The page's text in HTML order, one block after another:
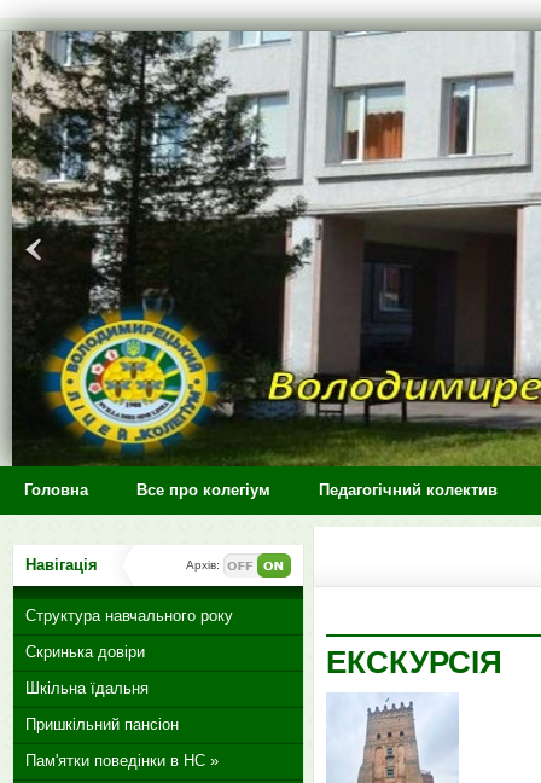
>
Головна Все про колегіум Педагогічний колектив
ЕКСКУРСІЯ
Навігація Архів:
Структура навчального року
Скринька довіри
Шкільна їдальня
Пришкільний пансіон
Пам'ятки поведінки в НС »